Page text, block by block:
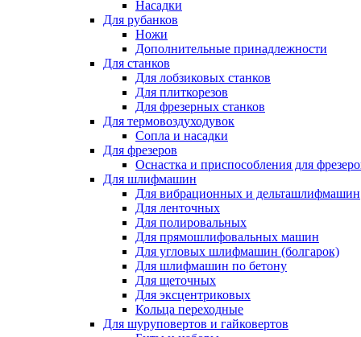
Насадки
Для рубанков
Ножи
Дополнительные принадлежности
Для станков
Для лобзиковых станков
Для плиткорезов
Для фрезерных станков
Для термовоздуходувок
Сопла и насадки
Для фрезеров
Оснастка и приспособления для
Для шлифмашин
Для вибрационных и дельташлифмашин
Для ленточных
Для полировальных
Для прямошлифовальных машин
Для угловых шлифмашин (болгарок)
Для шлифмашин по бетону
Для щеточных
Для эксцентриковых
Кольца переходные
Для шуруповертов и гайковертов